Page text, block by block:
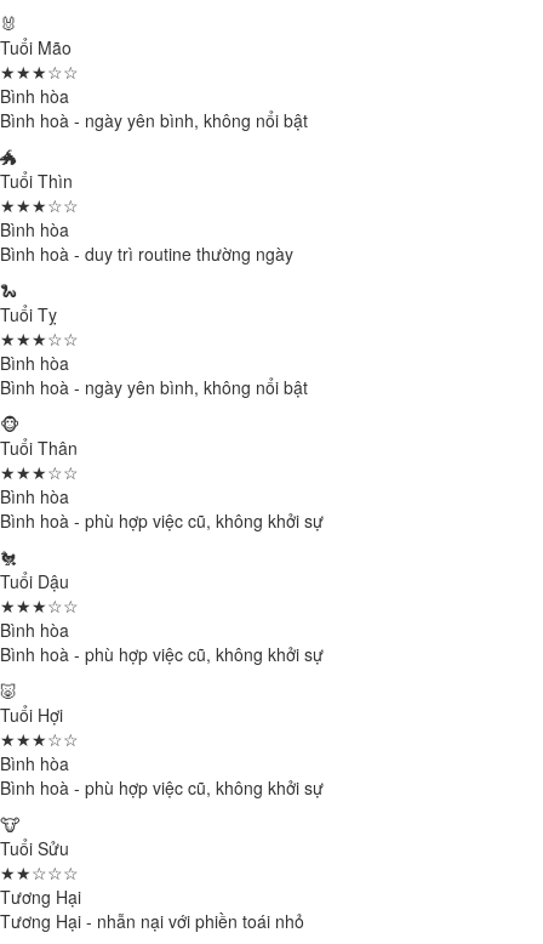
🐰
Tuổi Mão
★★★☆☆
Bình hòa
Bình hoà - ngày yên bình, không nổi bật
🐲
Tuổi Thìn
★★★☆☆
Bình hòa
Bình hoà - duy trì routine thường ngày
🐍
Tuổi Tỵ
★★★☆☆
Bình hòa
Bình hoà - ngày yên bình, không nổi bật
🐵
Tuổi Thân
★★★☆☆
Bình hòa
Bình hoà - phù hợp việc cũ, không khởi sự
🐔
Tuổi Dậu
★★★☆☆
Bình hòa
Bình hoà - phù hợp việc cũ, không khởi sự
🐷
Tuổi Hợi
★★★☆☆
Bình hòa
Bình hoà - phù hợp việc cũ, không khởi sự
🐮
Tuổi Sửu
★★☆☆☆
Tương Hại
Tương Hại - nhẫn nại với phiền toái nhỏ